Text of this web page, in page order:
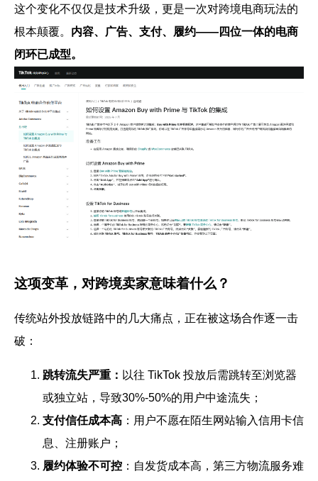
这个变化不仅仅是技术升级，更是一次对跨境电商玩法的
根本颠覆。 内容、广告、支付、履约——四位一体的电商
闭环已成型。
这项变革，对跨境卖家意味着什么？
传统站外投放链路中的几大痛点，正在被这场合作逐一击
破：
跳转流失严重 ： 以往 TikTok 投放后需跳转至浏览器
或独立站，导致30%-50%的用户中途流失；
支付信任成本高 ：用户不愿在陌生网站输入信用卡信
息、注册账户；
履约体验不可控 ：自发货成本高，第三方物流服务难